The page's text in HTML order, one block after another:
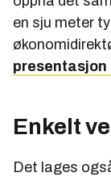
en sju meter
presentasjon
Enkelt
Det lages